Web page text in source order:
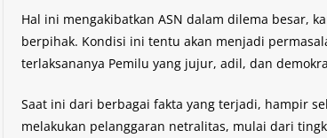
Hal ini mengakibatkan ASN dalam dilema besar,
berpihak. Kondisi ini tentu akan menjadi
terlaksananya Pemilu yang jujur, adil, dan
Saat ini dari berbagai fakta yang terjadi, hampir
melakukan pelanggaran netralitas, mulai dari